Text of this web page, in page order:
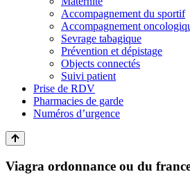
Accompagnement du sportif
Accompagnement
Sevrage tabagique
Prévention et dépistage
Objects connectés
Suivi patient
Prise de RDV
Pharmacies de garde
Numéros d’urgence
Viagra ordonnance ou du